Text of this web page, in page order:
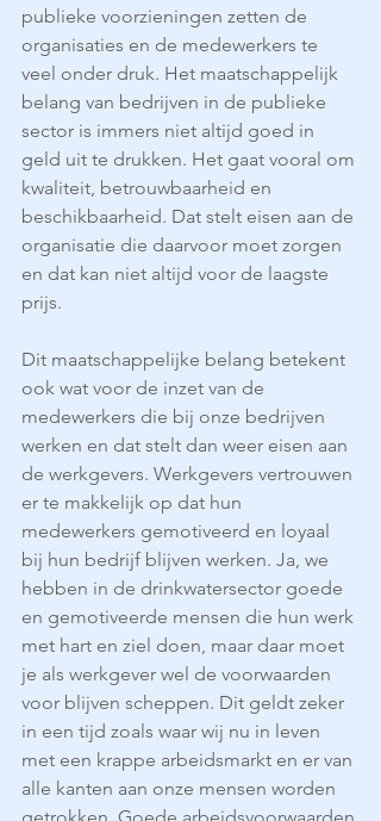
publieke voorzieningen zetten de
organisaties en de medewerkers te
veel onder druk. Het maatschappelijk
belang van bedrijven in de publieke
sector is immers niet altijd goed in
geld uit te drukken. Het gaat vooral om
kwaliteit, betrouwbaarheid en
beschikbaarheid. Dat stelt eisen aan de
organisatie die daarvoor moet zorgen
en dat kan niet altijd voor de laagste
prijs.
Dit maatschappelijke belang betekent
ook wat voor de inzet van de
medewerkers die bij onze bedrijven
werken en dat stelt dan weer eisen aan
de werkgevers. Werkgevers vertrouwen
er te makkelijk op dat hun
medewerkers gemotiveerd en loyaal
bij hun bedrijf blijven werken. Ja, we
hebben in de drinkwatersector goede
en gemotiveerde mensen die hun werk
met hart en ziel doen, maar daar moet
je als werkgever wel de voorwaarden
voor blijven scheppen. Dit geldt zeker
in een tijd zoals waar wij nu in leven
met een krappe arbeidsmarkt en er van
alle kanten aan onze mensen worden
getrokken. Goede arbeidsvoorwaarden